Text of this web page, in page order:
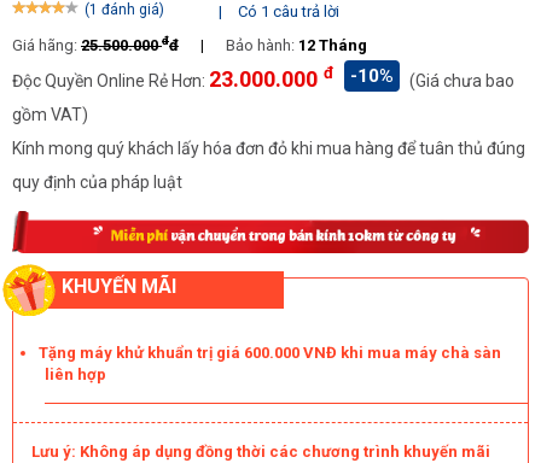
(1 đánh giá) |
Có 1 câu trả lời
Giá hãng: 25.500.000đđ | Bảo hành: 12 Tháng
Độc Quyền Online Rẻ Hơn: 23.000.000 đ -10%
(Giá chưa bao
gồm VAT)
Kính mong quý khách lấy hóa đơn đỏ khi mua hàng để tuân thủ đúng
quy định của pháp luật
KHUYẾN MÃI
Tặng máy khử khuẩn trị giá 600.000 VNĐ khi mua máy chà sàn
liên hợp
Lưu ý: Không áp dụng đồng thời các chương trình khuyến mãi